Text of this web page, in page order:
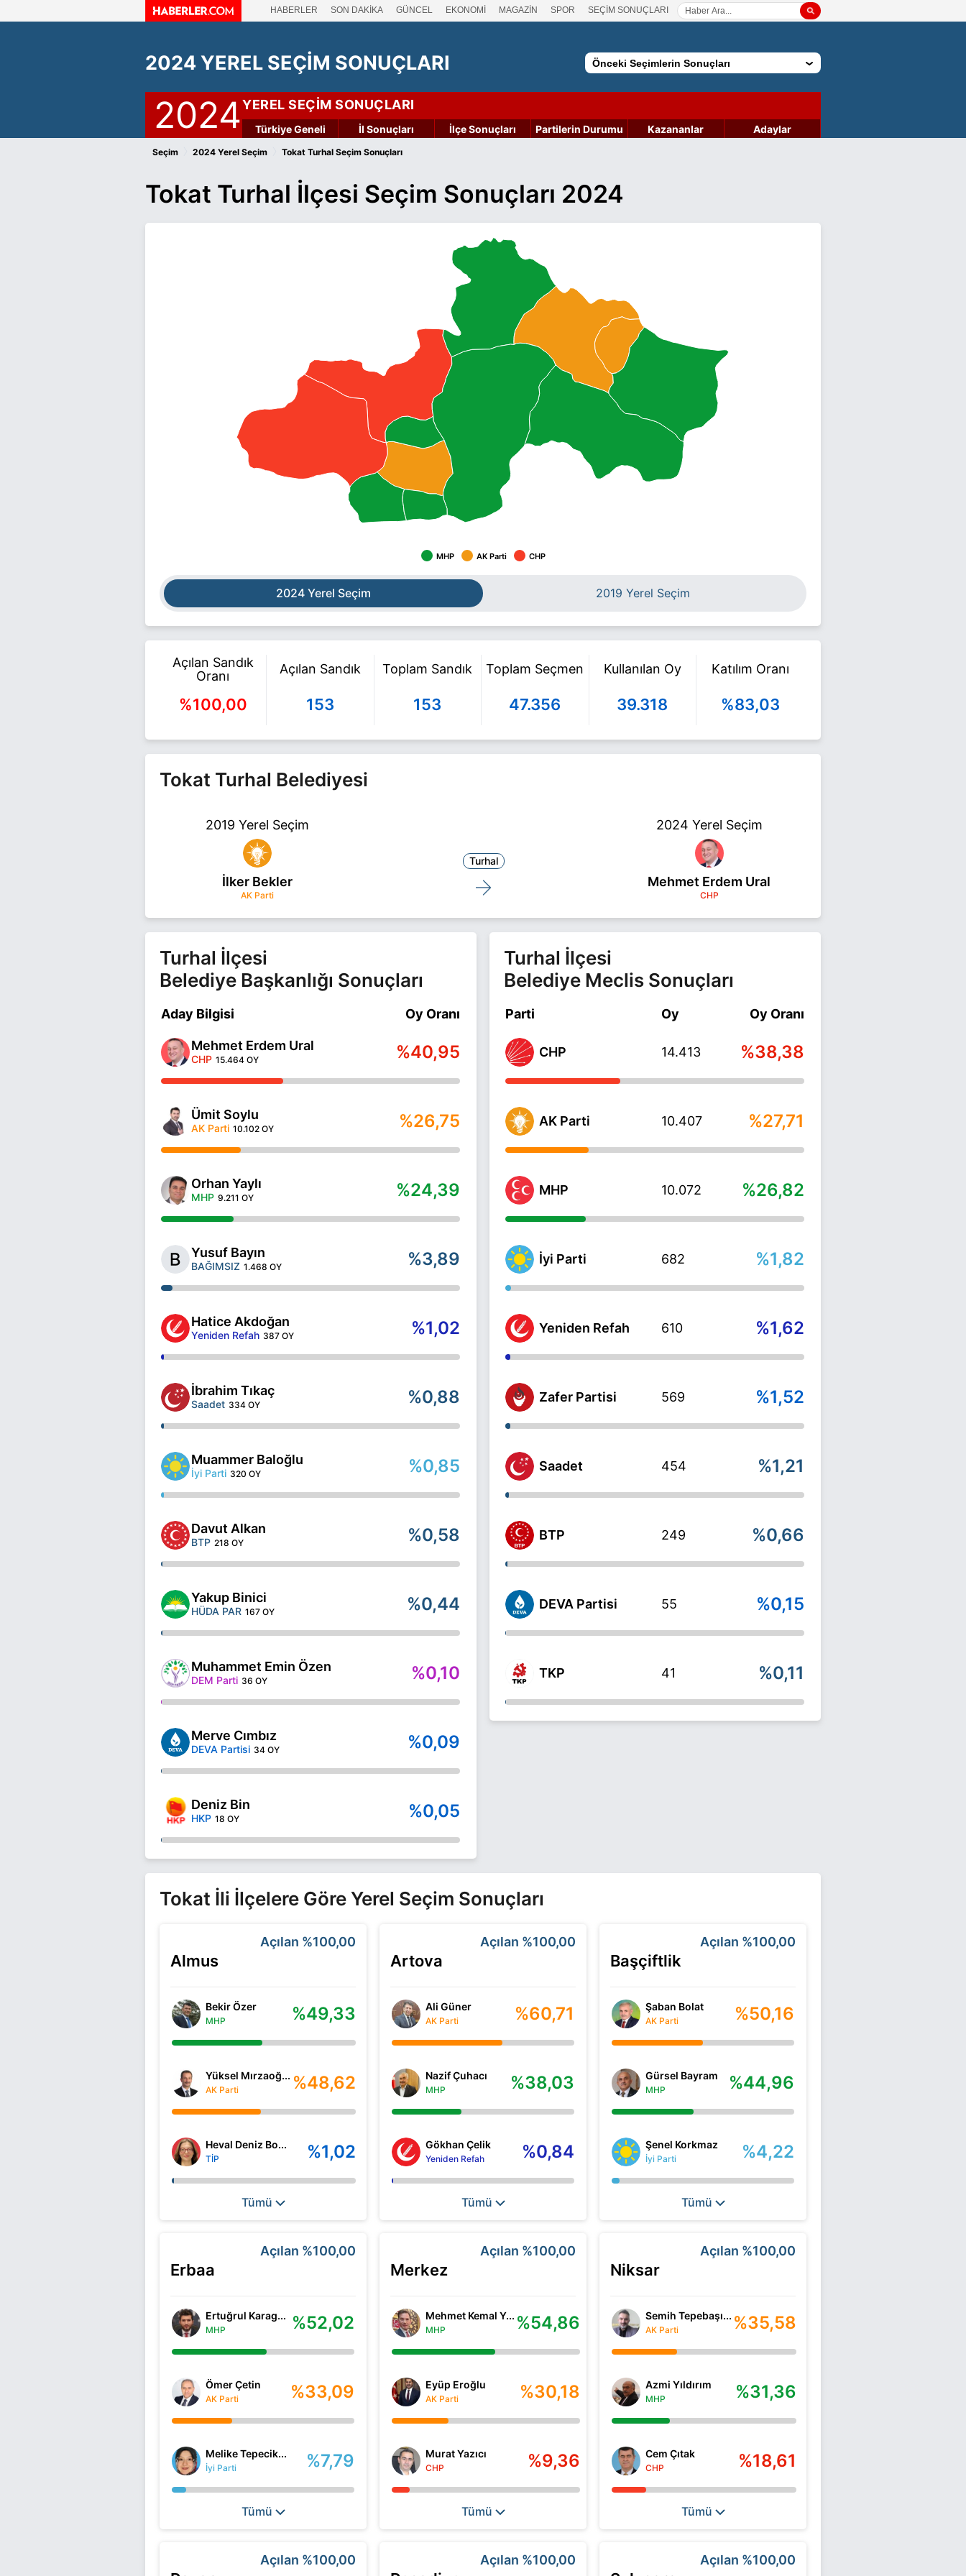
HABERLER SON DAKİKA GÜNCEL EKONOMİ MAGAZİN SPOR SEÇİM SONUÇLARI
2024 YEREL SEÇİM SONUÇLARI Önceki Seçimlerin Sonuçları
2024YEREL SEÇİM SONUÇLARI
Türkiye Geneli İl Sonuçları İlçe Sonuçları Partilerin Durumu Kazananlar Adaylar
Seçim 2024 Yerel Seçim Tokat Turhal Seçim Sonuçları
Tokat Turhal İlçesi Seçim Sonuçları 2024
MHP AK Parti CHP
2024 Yerel Seçim 2019 Yerel Seçim
Açılan Sandık
Oranı
%100,00
Açılan Sandık
153
Toplam Sandık
153
Toplam Seçmen
47.356
Kullanılan Oy
39.318
Katılım Oranı
%83,03
Tokat Turhal Belediyesi
2019 Yerel Seçim 2024 Yerel Seçim
İlker Bekler
AK Parti
Turhal
Mehmet Erdem Ural
CHP
Turhal İlçesi
Belediye Başkanlığı Sonuçları
Aday Bilgisi Oy Oranı
Mehmet Erdem Ural
CHP 15.464 OY %40,95
Ümit Soylu
AK Parti 10.102 OY %26,75
Orhan Yaylı
MHP 9.211 OY %24,39
Yusuf Bayın
BAĞIMSIZ 1.468 OY %3,89
Hatice Akdoğan
Yeniden Refah 387 OY %1,02
İbrahim Tıkaç
Saadet 334 OY %0,88
Muammer Baloğlu
İyi Parti 320 OY %0,85
Davut Alkan
BTP 218 OY %0,58
Yakup Binici
HÜDA PAR 167 OY %0,44
Muhammet Emin Özen
DEM Parti 36 OY %0,10
Merve Cımbız
DEVA Partisi 34 OY %0,09
Deniz Bin
HKP 18 OY %0,05
Turhal İlçesi
Belediye Meclis Sonuçları
Parti Oy Oy Oranı
CHP 14.413 %38,38
AK Parti 10.407 %27,71
MHP 10.072 %26,82
İyi Parti 682 %1,82
Yeniden Refah 610 %1,62
Zafer Partisi 569 %1,52
Saadet 454 %1,21
BTP 249 %0,66
DEVA Partisi 55 %0,15
TKP 41 %0,11
Tokat İli İlçelere Göre Yerel Seçim Sonuçları
Almus
Açılan %100,00
Bekir Özer
MHP %49,33
Yüksel Mırzaoğ...
AK Parti %48,62
Heval Deniz Bo...
TİP %1,02
Tümü
Artova
Açılan %100,00
Ali Güner
AK Parti %60,71
Nazif Çuhacı
MHP %38,03
Gökhan Çelik
Yeniden Refah %0,84
Tümü
Başçiftlik
Açılan %100,00
Şaban Bolat
AK Parti %50,16
Gürsel Bayram
MHP %44,96
Şenel Korkmaz
İyi Parti %4,22
Tümü
Erbaa
Açılan %100,00
Ertuğrul Karag...
MHP %52,02
Ömer Çetin
AK Parti %33,09
Melike Tepecik...
İyi Parti %7,79
Tümü
Merkez
Açılan %100,00
Mehmet Kemal Y...
MHP %54,86
Eyüp Eroğlu
AK Parti %30,18
Murat Yazıcı
CHP %9,36
Tümü
Niksar
Açılan %100,00
Semih Tepebaşı...
AK Parti %35,58
Azmi Yıldırım
MHP %31,36
Cem Çıtak
CHP %18,61
Tümü
Açılan %100,00 Açılan %100,00 Açılan %100,00